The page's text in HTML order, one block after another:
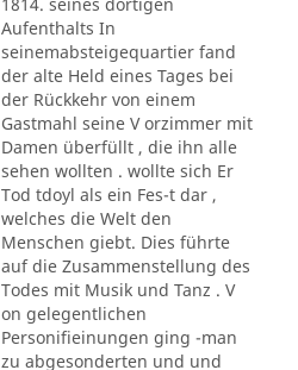
Aufenthalts In
seinemabsteigequartier fand
der alte Held eines Tages bei
der Rückkehr von einem
Gastmahl seine V orzimmer mit
Damen überfüllt , die ihn alle
sehen wollten . wollte sich Er
Tod tdoyl als ein Fes-t dar ,
welches die Welt den
Menschen giebt. Dies führte
auf die Zusammenstellung des
Todes mit Musik und Tanz . V
on gelegentlichen
Personifieinungen ging -man
zu abgesonderten und und